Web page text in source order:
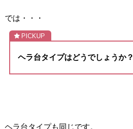
では・・・
ヘラ台タイプはどうでしょうか？
ヘラ台タイプも同じです。